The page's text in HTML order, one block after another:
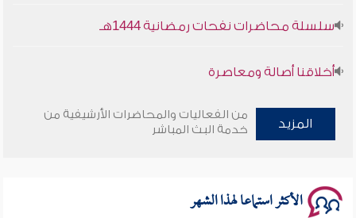
أخلاقنا أصالة ومعاصرة
المزيد
من الفعاليات والمحاضرات الأرشيفية من
خدمة البث المباشر
الأكثر استماعا لهذا الشهر